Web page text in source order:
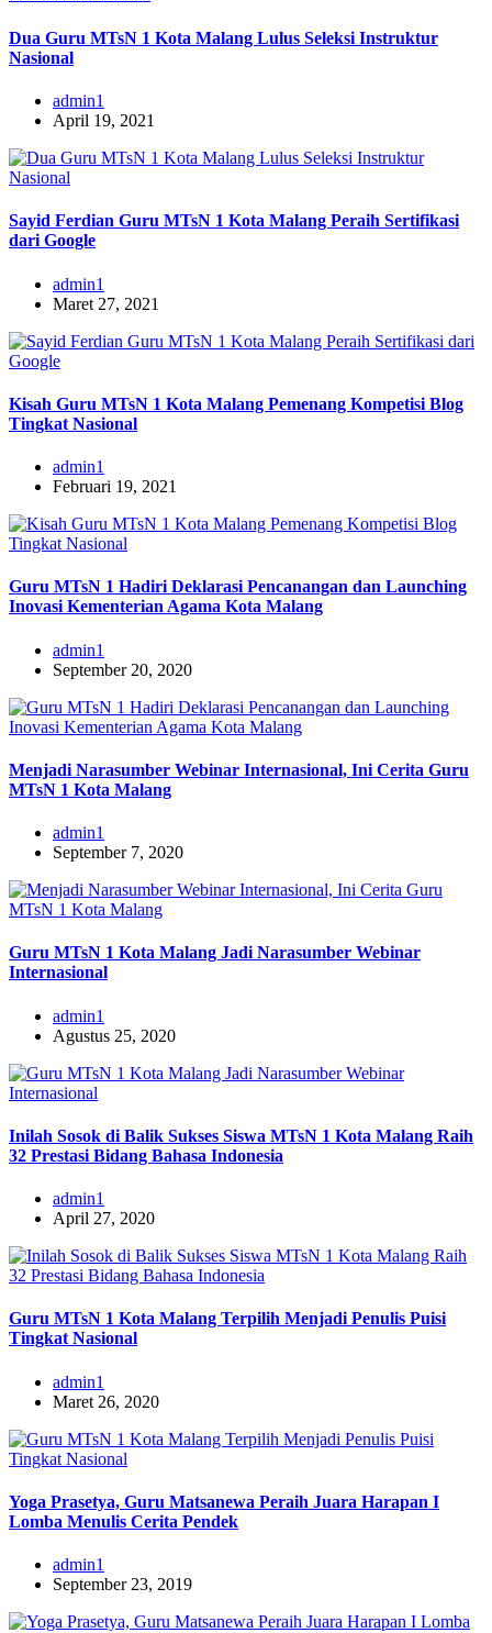
Dua Guru MTsN 1 Kota Malang Lulus Seleksi Instruktur
Nasional
admin1
April 19, 2021
Sayid Ferdian Guru MTsN 1 Kota Malang Peraih Sertifikasi
dari Google
admin1
Maret 27, 2021
Kisah Guru MTsN 1 Kota Malang Pemenang Kompetisi Blog
Tingkat Nasional
admin1
Februari 19, 2021
Guru MTsN 1 Hadiri Deklarasi Pencanangan dan Launching
Inovasi Kementerian Agama Kota Malang
admin1
September 20, 2020
Menjadi Narasumber Webinar Internasional, Ini Cerita Guru
MTsN 1 Kota Malang
admin1
September 7, 2020
Guru MTsN 1 Kota Malang Jadi Narasumber Webinar
Internasional
admin1
Agustus 25, 2020
Inilah Sosok di Balik Sukses Siswa MTsN 1 Kota Malang Raih
32 Prestasi Bidang Bahasa Indonesia
admin1
April 27, 2020
Guru MTsN 1 Kota Malang Terpilih Menjadi Penulis Puisi
Tingkat Nasional
admin1
Maret 26, 2020
Yoga Prasetya, Guru Matsanewa Peraih Juara Harapan I
Lomba Menulis Cerita Pendek
admin1
September 23, 2019